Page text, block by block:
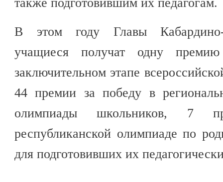
В этом году Главы Кабардино-
учащиеся получат одну
заключительном этапе
44 премии за победу в
олимпиады школьников, 7
республиканской олимпиаде по
для подготовивших их